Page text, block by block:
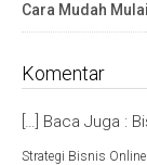
Cara Mudah
Komentar
[…] Baca Juga :
Strategi Bisnis